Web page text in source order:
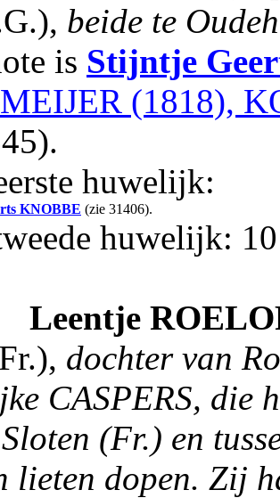
beide te
is Stijntje
(1818),
huwelijk:
KNOBBE (zie 31406).
huwelijk:
Leentje
dochter van
CASPERS, die
(Fr.) en
lieten dopen. Zij